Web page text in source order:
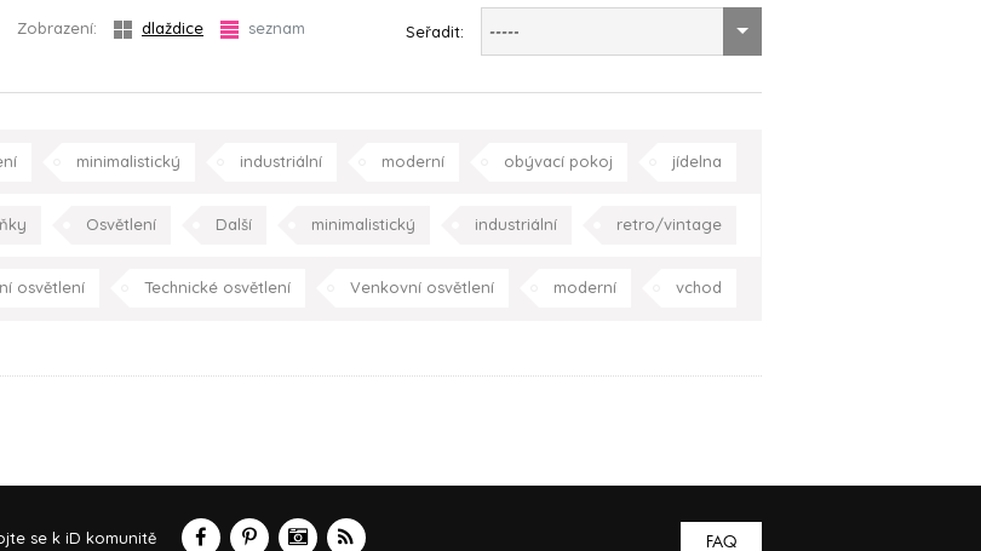
Zobrazení: dlaždice seznam Seřadit: -----
minimalistický industriální moderní obývací pokoj jídelna
Osvětlení Další minimalistický industriální retro/vintage
osvětlení Technické osvětlení Venkovní osvětlení moderní vchod
se k iD komunitě FAQ